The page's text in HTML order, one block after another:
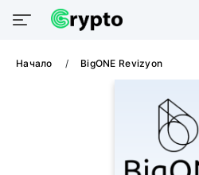
Начало BigONE Revizyon